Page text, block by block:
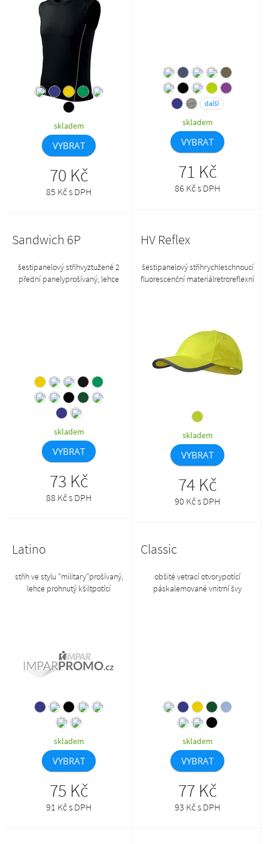
materiálemideální pro sport a
pohybové aktivityvhodné pro
sublimační potisk (světlé
barvy)produkt se již do budoucna
nebude naskladňovat, je
nahrazen produktem 820
skladem
VYBRAT
70 Kč
85 Kč s DPH
další
skladem
VYBRAT
71 Kč
86 Kč s DPH
Sandwich 6P
šestipanelový střihvyztužené 2
přední panelyprošívaný, lehce
skladem
VYBRAT
73 Kč
88 Kč s DPH
HV Reflex
šestipanelový střihrychleschnoucí
fluorescenční materiálretroreflexní
kšiltobšité větrací otvorypotící
páskavelikost nastavitelná
suchým zipem
skladem
VYBRAT
74 Kč
90 Kč s DPH
Latino
střih ve stylu "military"prošívaný,
lehce prohnutý kšiltpotící
skladem
VYBRAT
75 Kč
91 Kč s DPH
Classic
obšité vetrací otvorypotící
páskalemované vnitrní švy
skladem
VYBRAT
77 Kč
93 Kč s DPH